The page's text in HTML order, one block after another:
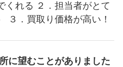
くれる ２．担当者がとて
３．買取り価格が高い！
に望むことがありました